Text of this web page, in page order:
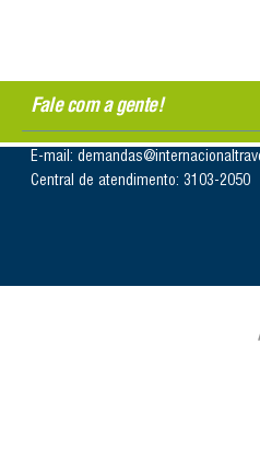
Fale com a gente!
E-mail:
Central de atendimento: 3103-2050